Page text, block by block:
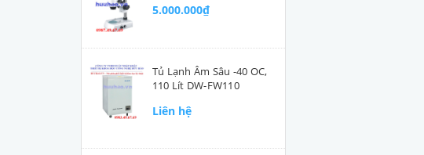
5.000.000₫
Tủ Lạnh Âm Sâu -40 OC,
110 Lít DW-FW110
Liên hệ